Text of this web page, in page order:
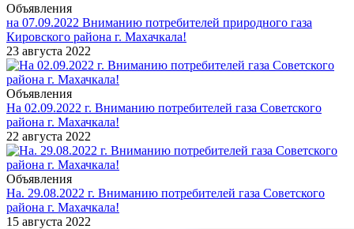
Объявления
на 07.09.2022 Вниманию потребителей природного газа
Кировского района г. Махачкала!
23 августа 2022
Объявления
На 02.09.2022 г. Вниманию потребителей газа Советского
района г. Махачкала!
22 августа 2022
Объявления
На. 29.08.2022 г. Вниманию потребителей газа Советского
района г. Махачкала!
15 августа 2022